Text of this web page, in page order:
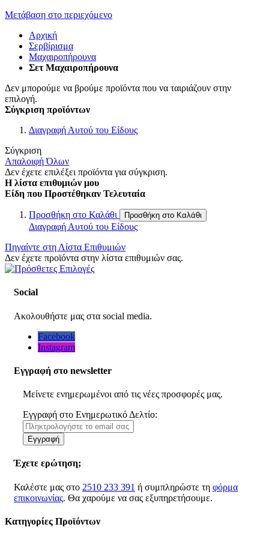
Μετάβαση στο περιεχόμενο
Αρχική
Σερβίρισμα
Μαχαιροπήρουνα
Σετ Μαχαιροπήρουνα
Δεν μπορούμε να βρούμε προϊόντα που να ταιριάζουν στην
επιλογή.
Σύγκριση προϊόντων
Διαγραφή Αυτού του Είδους
Σύγκριση
Απαλοιφή Όλων
Δεν έχετε επιλέξει προϊόντα για σύγκριση.
Η λίστα επιθυμιών μου
Είδη που Προστέθηκαν Τελευταία
Προσθήκη στο Καλάθι Προσθήκη στο Καλάθι
Διαγραφή Αυτού του Είδους
Πηγαίντε στη Λίστα Επιθυμιών
Δεν έχετε προϊόντα στην λίστα επιθυμιών σας.
Social
Ακολουθήστε μας στα social media.
Facebook
Instagram
Εγγραφή στο newsletter
Μείνετε ενημερωμένοι από τις νέες προσφορές μας.
Εγγραφή στο Ενημερωτικό Δελτίο:
Εγγραφή
Έχετε ερώτηση;
Καλέστε μας στο 2510 233 391 ή συμπληρώστε τη φόρμα
επικοινωνίας. Θα χαρούμε να σας εξυπηρετήσουμε.
Κατηγορίες Προϊόντων